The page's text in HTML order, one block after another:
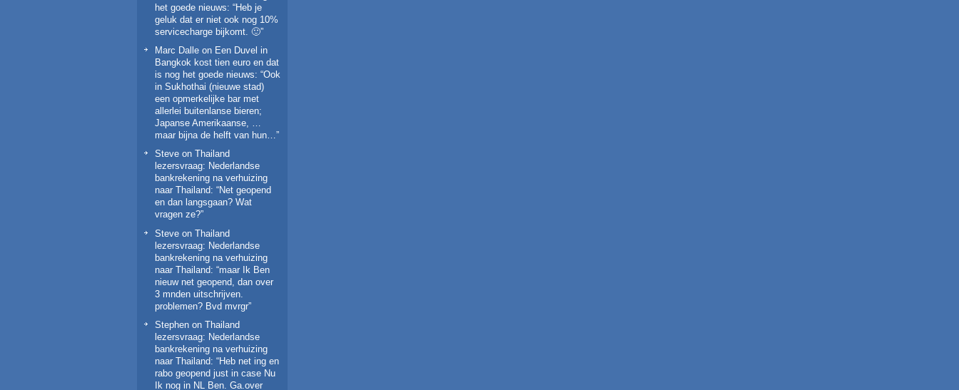
het goede nieuws: “Heb je
geluk dat er niet ook nog 10%
servicecharge bijkomt. 🙂”
Marc Dalle on Een Duvel in
Bangkok kost tien euro en dat
is nog het goede nieuws: “Ook
in Sukhothai (nieuwe stad)
een opmerkelijke bar met
allerlei buitenlanse bieren;
Japanse Amerikaanse, …
maar bijna de helft van hun…”
Steve on Thailand
lezersvraag: Nederlandse
bankrekening na verhuizing
naar Thailand: “Net geopend
en dan langsgaan? Wat
vragen ze?”
Steve on Thailand
lezersvraag: Nederlandse
bankrekening na verhuizing
naar Thailand: “maar Ik Ben
nieuw net geopend, dan over
3 mnden uitschrijven.
problemen? Bvd mvrgr”
Stephen on Thailand
lezersvraag: Nederlandse
bankrekening na verhuizing
naar Thailand: “Heb net ing en
rabo geopend just in case Nu
Ik nog in NL Ben. Ga.over